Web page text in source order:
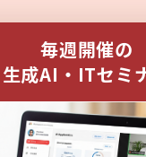
毎週開催の
生成AI・ITセミ